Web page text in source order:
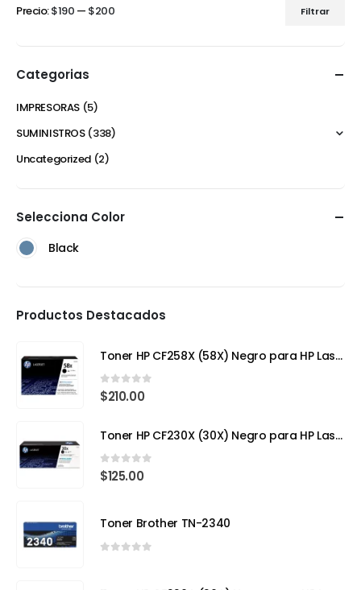
Filtrar
Precio:$190 — $200
Categorias
IMPRESORAS (5)
SUMINISTROS (338)
Uncategorized (2)
Selecciona Color
Black
Productos Destacados
Toner HP CF258X (58X) Negro para HP LaserJet Pro
0out of 5
$210.00
Toner HP CF230X (30X) Negro para HP LaserJet Pro
0out of 5
$125.00
Toner Brother TN-2340